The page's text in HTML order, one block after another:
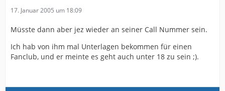
17. Januar 2005 um 18:09
Müsste dann aber jez wieder an seiner Call Nummer sein.
Ich hab von ihm mal Unterlagen bekommen für einen
Fanclub, und er meinte es geht auch unter 18 zu sein ;).